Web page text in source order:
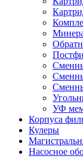
УФ
Корпуса
Кулеры
Насосное